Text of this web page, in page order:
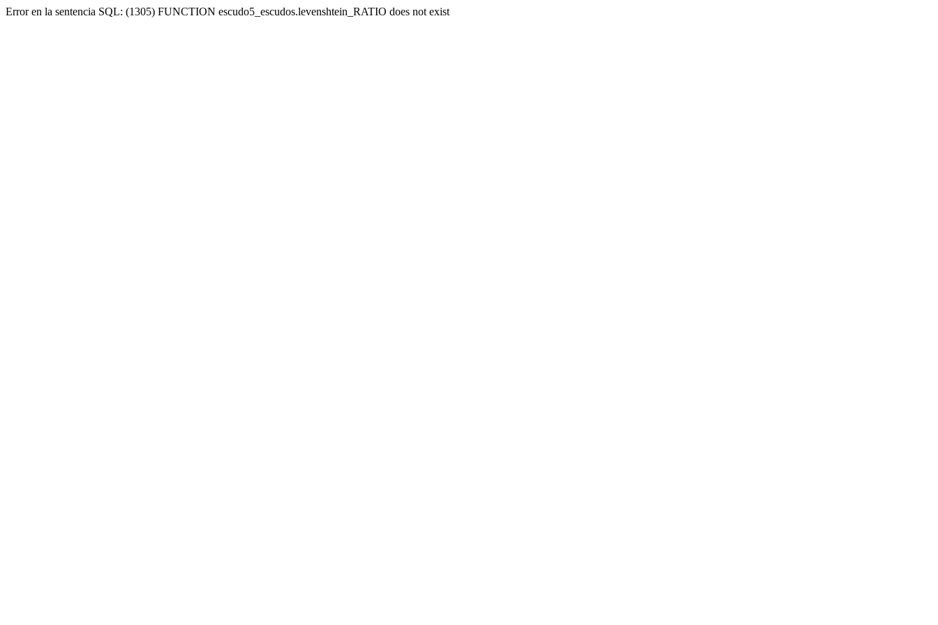
Error en la sentencia SQL: (1305) FUNCTION escudo5_escudos.levenshtein_RATIO does not exist